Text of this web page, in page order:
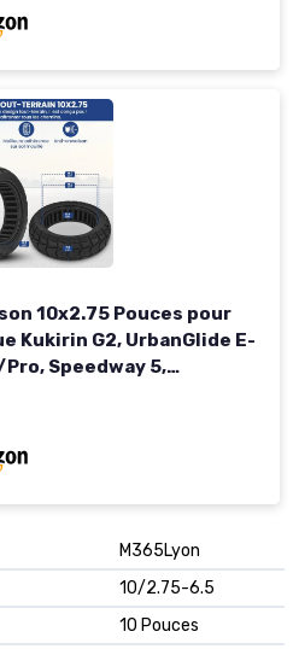
10x2.75 Pouces pour
G2, UrbanGlide E-
Pro, Speedway 5,
3, All Road 5 (1 unité)
M365Lyon
10/2.75-6.5
10 Pouces